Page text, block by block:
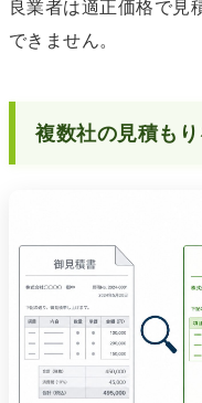
良業者は適正価格で見
できません。
複数社の見積も